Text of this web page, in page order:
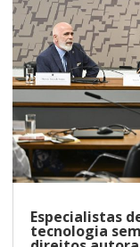
Especialistas
tecnologia